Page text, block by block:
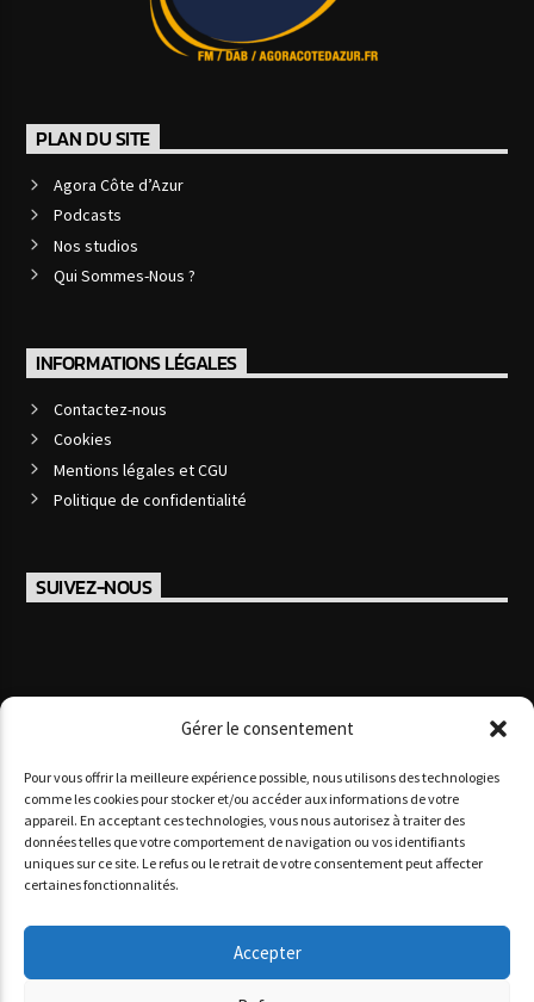
Gérer le consentement
Pour vous offrir la meilleure expérience possible, nous utilisons des technologies
comme les cookies pour stocker et/ou accéder aux informations de votre
appareil. En acceptant ces technologies, vous nous autorisez à traiter des
données telles que votre comportement de navigation ou vos identifiants
uniques sur ce site. Le refus ou le retrait de votre consentement peut affecter
certaines fonctionnalités.
Accepter
PLAN DU SITE
Agora Côte d’Azur
Podcasts
Nos studios
Qui Sommes-Nous ?
INFORMATIONS LÉGALES
Contactez-nous
Cookies
Mentions légales et CGU
Politique de confidentialité
SUIVEZ-NOUS
Copyright 2025 www agoracotedazur.fr - Site réalisé par
l'agence webinformatiques.com
AGORA CÔTE D’AZUR PODCASTS
NOS STUDIOS